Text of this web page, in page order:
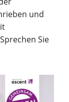
und
Sie